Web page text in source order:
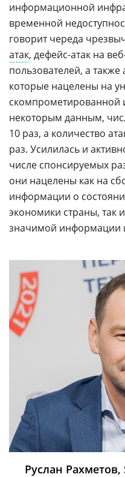
информационной
временной
говорит череда
атак, дефейс-атак на
пользователей, а также
которые нацелены на
скомпрометированной
некоторым данным,
10 раз, а количество
раз. Усилилась и
числе спонсируемых
они нацелены как на
информации о
экономики страны, так
значимой информации
Руслан Рахметов,